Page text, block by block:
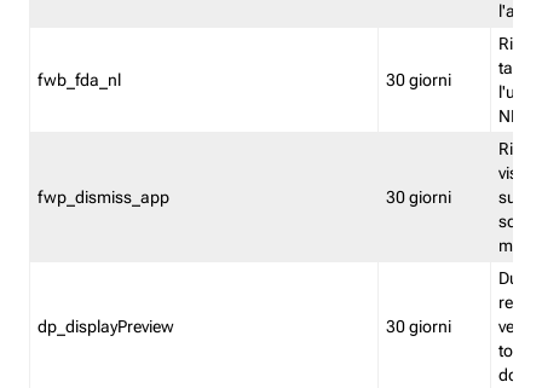
fwb_fda_nl 30 giorni
NL
fwp_dismiss_app 30 giorni
visto
dp_displayPreview 30 giorni
torna
dopo